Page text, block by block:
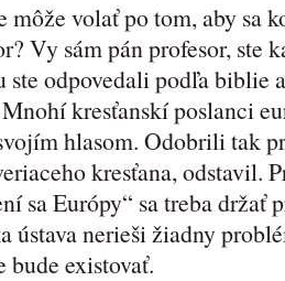
môže volať po tom, aby sa
Vy sám pán profesor, ste
ste odpovedali podľa biblie
kresťanskí poslanci
hlasom. Odobrili tak
kresťana, odstavil.
sa Európy“ sa treba držať
ústava nerieši žiadny
bude existovať.